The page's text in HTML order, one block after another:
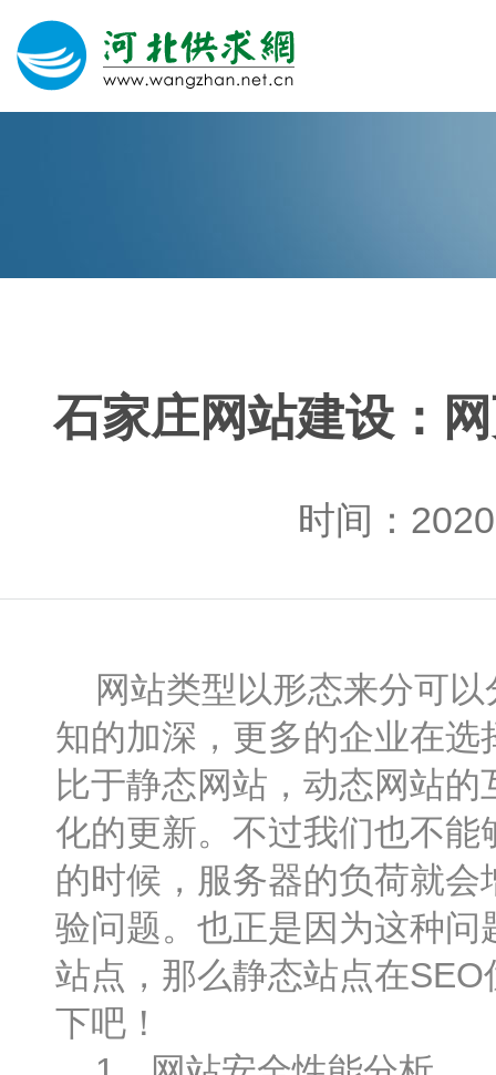
石家庄网站建设：
时间：
网站类型以形态来分可以
知的加深，更多的企业在
比于静态网站，动态网站
化的更新。不过我们也不
的时候，服务器的负荷就
验问题。也正是因为这种
站点，那么静态站点在
下吧！